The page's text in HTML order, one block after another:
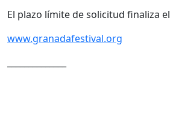
El plazo límite de solicitud finaliza el
www.granadafestival.org